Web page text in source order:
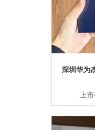
深圳华为
上